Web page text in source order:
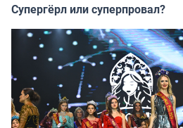
Супергёрл или суперпровал?